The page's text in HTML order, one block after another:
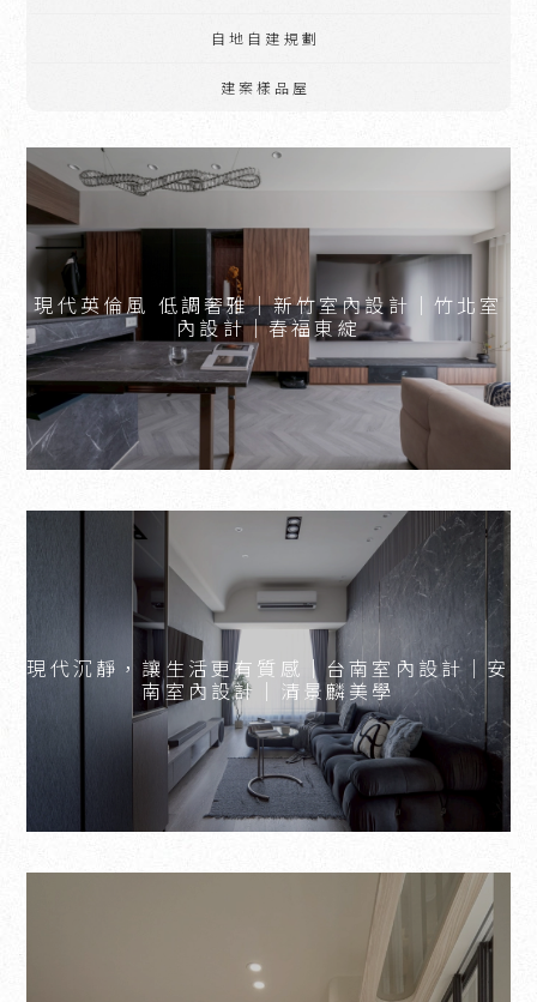
自地自建規劃
建案樣品屋
現代英倫風 低調奢雅｜新竹室內設計｜竹北室
內設計｜春福東綻
現代沉靜，讓生活更有質感｜台南室內設計｜安
南室內設計｜清景麟美學